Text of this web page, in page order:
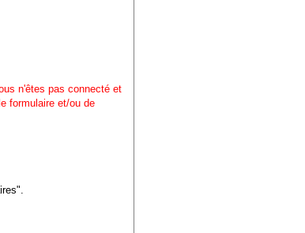
n'êtes pas connecté et
formulaire et/ou de